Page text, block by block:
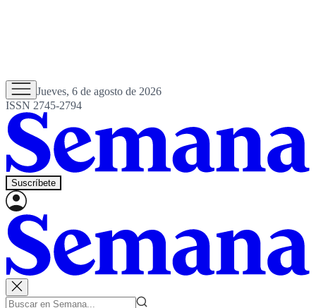
Jueves, 6 de agosto de 2026
ISSN 2745-2794
Suscríbete